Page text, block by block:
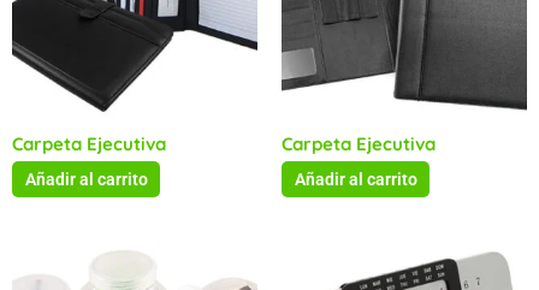
Carpeta Ejecutiva
Añadir al carrito
Carpeta Ejecutiva
Añadir al carrito